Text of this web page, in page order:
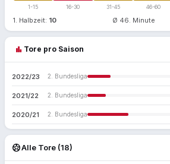
1-15 16-30 31-45 46-60
1. Halbzeit: 10 Ø 46. Minute
bar_chart Tore pro Saison
2022/23 2. Bundesliga
2021/22 2. Bundesliga
2020/21 2. Bundesliga
sports_soccerAlle Tore (18)